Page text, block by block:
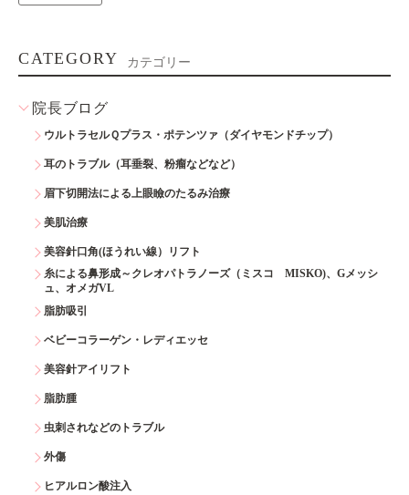
CATEGORY カテゴリー
院長ブログ
ウルトラセルＱプラス・ポテンツァ（ダイヤモンドチップ）
耳のトラブル（耳垂裂、粉瘤などなど）
眉下切開法による上眼瞼のたるみ治療
美肌治療
美容針口角(ほうれい線）リフト
糸による鼻形成～クレオパトラノーズ（ミスコ MISKO)、Gメッシ
ュ、オメガVL
脂肪吸引
ベビーコラーゲン・レディエッセ
美容針アイリフト
脂肪腫
虫刺されなどのトラブル
外傷
ヒアルロン酸注入